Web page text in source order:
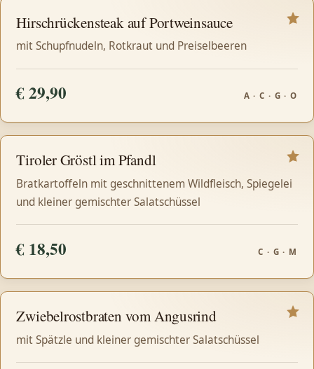
Hirschrückensteak auf Portweinsauce
mit Schupfnudeln, Rotkraut und Preiselbeeren
€ 29,90 A · C · G · O
Tiroler Gröstl im Pfandl
Bratkartoffeln mit geschnittenem Wildfleisch, Spiegelei
und kleiner gemischter Salatschüssel
€ 18,50 C · G · M
Zwiebelrostbraten vom Angusrind
mit Spätzle und kleiner gemischter Salatschüssel